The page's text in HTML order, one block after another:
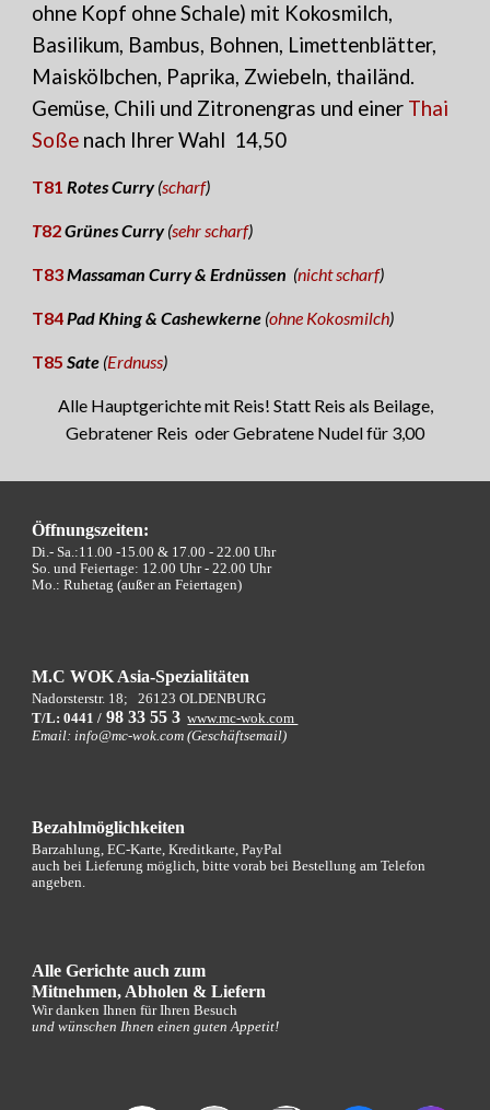
ohne Kopf ohne Schale) mit Kokosmilch,
Basilikum, Bambus, Bohnen, Limettenblätter,
Maiskölbchen, Paprika, Zwiebeln, thailänd.
Gemüse, Chili und Zitronengras und einer Thai
Soße nach Ihrer Wahl 14,50
T81 Rotes Curry(scharf)
T82Grünes Curry(sehr scharf)
T83Massaman Curry & Erdnüssen (nicht scharf)
T84Pad Khing & Cashewkerne (ohne Kokosmilch)
T85 Sate (Erdnuss)
Alle Hauptgerichte mit Reis! Statt Reis als Beilage,
Gebratener Reis oder Gebratene Nudel für 3,00
Öffnungszeiten:
Di.- Sa.:11.00 -15.00 & 17.00 - 22.00 Uhr
So. und Feiertage: 12.00 Uhr - 22.00 Uhr
Mo.: Ruhetag (außer an Feiertagen)
M.C WOK Asia-Spezialitäten
Nadorsterstr. 18;
26123 OLDENBURG
T/L: 0441 / 98 33 55 3 www.mc-wok.com
Email: info@mc-wok.com (Geschäftsemail)
Bezahlmöglichkeiten
Barzahlung, EC-Karte, Kreditkarte, PayPal
auch bei Lieferung möglich, bitte vorab bei Bestellung am Telefon
angeben.
Alle Gerichte auch zum
Mitnehmen, Abholen & Liefern
Wir danken Ihnen für Ihren Besuch
und wünschen Ihnen einen guten Appetit!